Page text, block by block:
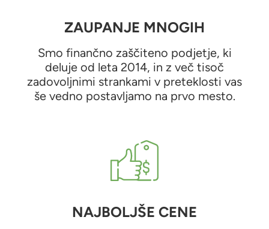
ZAUPANJE MNOGIH
Smo finančno zaščiteno podjetje, ki
deluje od leta 2014, in z več tisoč
zadovoljnimi strankami v preteklosti vas
še vedno postavljamo na prvo mesto.
NAJBOLJŠE CENE